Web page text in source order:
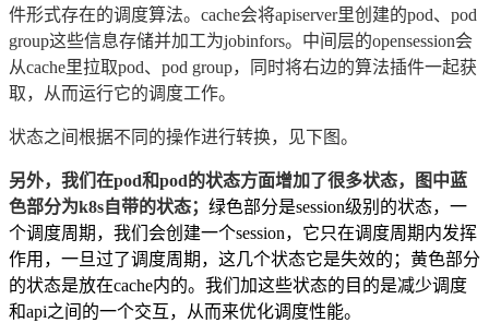
件形式存在的调度算法。 cache会将apiserver里创建的pod、 pod
group这些信息存储并加工为jobinfors。中间层的opensession会
从cache里拉取pod、 pod group，同时将右边的算法插件一起获
取，从而运行它的调度工作。
状态之间根据不同的操作进行转换，见下图。
另外，我们在pod和pod的状态方面增加了很多状态，图中蓝
色部分为k8s自带的状态； 绿色部分是session级别的状态，一
个调度周期，我们会创建一个session，它只在调度周期内发挥
作用，一旦过了调度周期，这几个状态它是失效的；黄色部分
的状态是放在cache内的。我们加这些状态的目的是减少调度
和api之间的一个交互，从而来优化调度性能。